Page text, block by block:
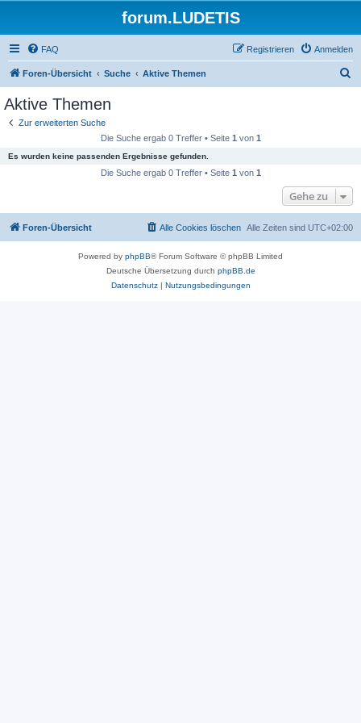
forum.LUDETIS
FAQ Anmelden
Registrieren
Foren-Übersicht Suche Aktive Themen
Aktive Themen
Zur erweiterten Suche
Die Suche ergab 0 Treffer • Seite 1 von 1
Es wurden keine passenden Ergebnisse gefunden.
Die Suche ergab 0 Treffer • Seite 1 von 1
Gehe zu
Foren-Übersicht Alle Zeiten sind UTC+02:00
Alle Cookies löschen
Powered by phpBB® Forum Software © phpBB Limited
Deutsche Übersetzung durch phpBB.de
Datenschutz| Nutzungsbedingungen